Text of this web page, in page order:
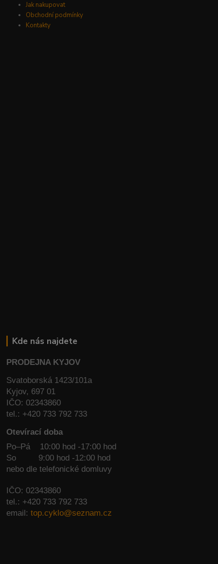
Jak nakupovat
Obchodní podmínky
Kontakty
Kde nás najdete
PRODEJNA KYJOV
Svatoborská 1423/101a
Kyjov, 697 01
IČO: 02343860
tel.: +420 733 792 733
Otevírací doba
Po–Pá 10:00 hod -17:00 hod
So
9:00 hod -12:00 hod
nebo dle telefonické domluvy
IČO: 02343860
tel.: +420 733 792 733
email:top.cyklo@seznam.cz